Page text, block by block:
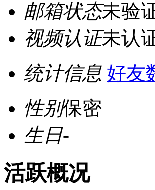
邮箱状态未验
视频认证未认
统计信息 好友
性别保密
生日-
活跃概况